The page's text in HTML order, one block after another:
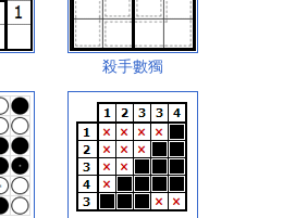
殺手數獨